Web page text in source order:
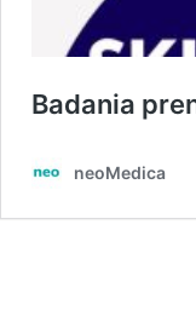
Badania
neoMedica